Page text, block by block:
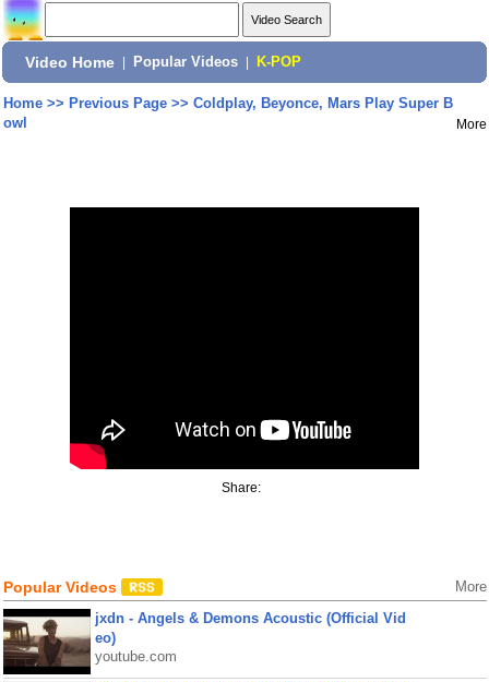
Video Home Popular Videos K-POP
Home>> Previous Page>> Coldplay, Beyonce, Mars Play Super B
owl
More
Share:
Popular Videos More
jxdn - Angels & Demons Acoustic (Official Vid
eo)
youtube.com